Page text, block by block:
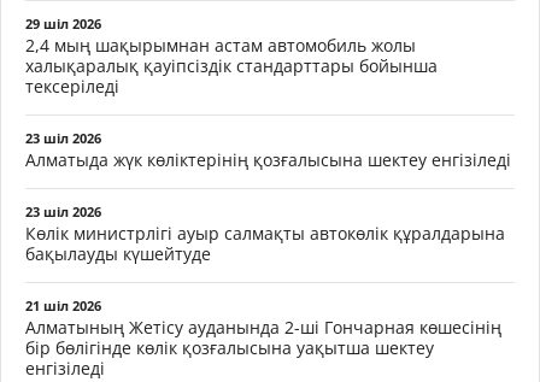
29 шіл 2026
2,4 мың шақырымнан астам автомобиль жолы
халықаралық қауіпсіздік стандарттары бойынша
тексеріледі
23 шіл 2026
Алматыда жүк көліктерінің қозғалысына шектеу енгізіледі
23 шіл 2026
Көлік министрлігі ауыр салмақты автокөлік құралдарына
бақылауды күшейтуде
21 шіл 2026
Алматының Жетісу ауданында 2-ші Гончарная көшесінің
бір бөлігінде көлік қозғалысына уақытша шектеу
енгізіледі